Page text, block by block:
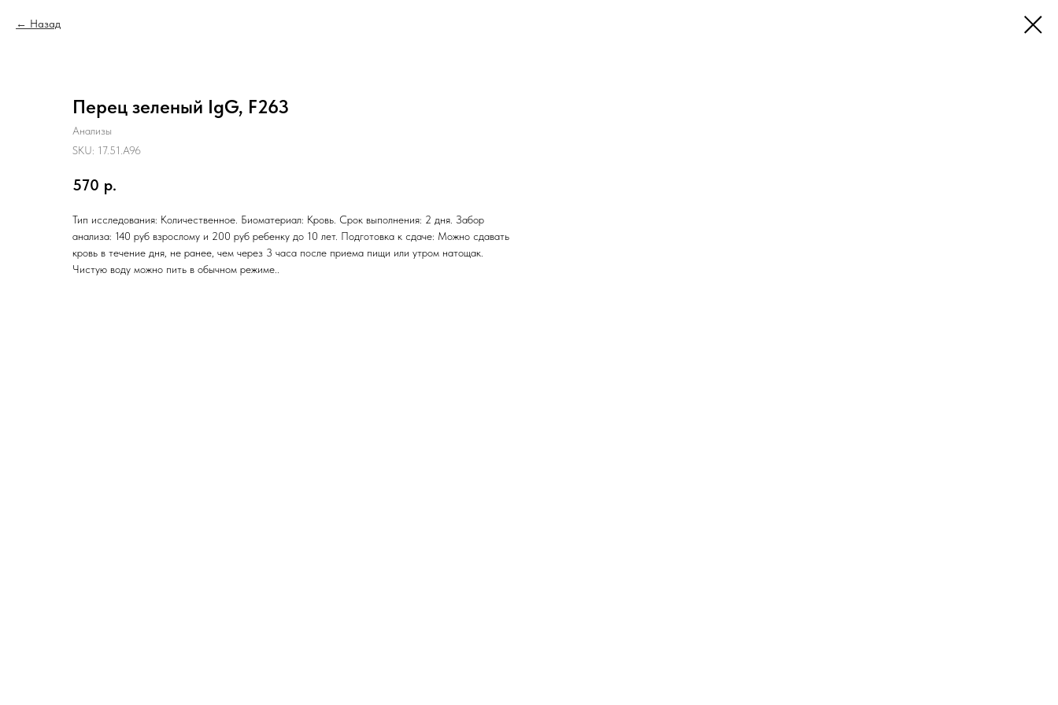
Назад
Перец зеленый IgG, F263
Анализы
SKU: 17.51.A96
570 р.
Тип исследования: Количественное. Биоматериал: Кровь. Срок выполнения: 2 дня. Забор
анализа: 140 руб взрослому и 200 руб ребенку до 10 лет. Подготовка к сдаче: Можно сдавать
кровь в течение дня, не ранее, чем через 3 часа после приема пищи или утром натощак.
Чистую воду можно пить в обычном режиме..